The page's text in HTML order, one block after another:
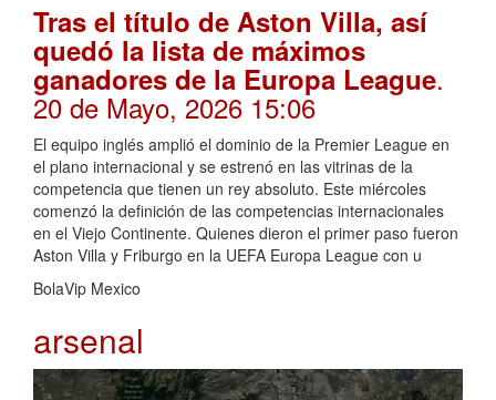
Tras el título de Aston Villa, así
quedó la lista de máximos
ganadores de la Europa League.
20 de Mayo, 2026 15:06
El equipo inglés amplió el dominio de la Premier League en
el plano internacional y se estrenó en las vitrinas de la
competencia que tienen un rey absoluto. Este miércoles
comenzó la definición de las competencias internacionales
en el Viejo Continente. Quienes dieron el primer paso fueron
Aston Villa y Friburgo en la UEFA Europa League con u
BolaVip Mexico
arsenal